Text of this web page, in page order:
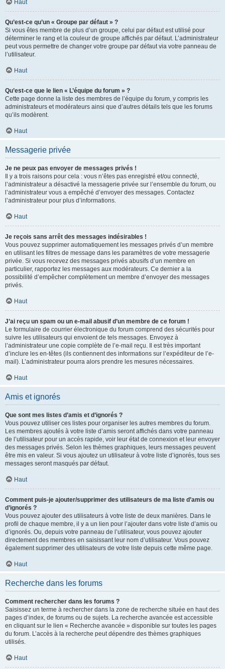
Haut
Qu’est-ce qu’un « Groupe par défaut » ?
Si vous êtes membre de plus d’un groupe, celui par défaut est utilisé pour
déterminer le rang et la couleur de groupe affichés par défaut. L’administrateur
peut vous permettre de changer votre groupe par défaut via votre panneau de
l’utilisateur.
Haut
Qu’est-ce que le lien « L’équipe du forum » ?
Cette page donne la liste des membres de l’équipe du forum, y compris les
administrateurs et modérateurs ainsi que d’autres détails tels que les forums
qu’ils modèrent.
Haut
Messagerie privée
Je ne peux pas envoyer de messages privés !
Il y a trois raisons pour cela : vous n’êtes pas enregistré et/ou connecté,
l’administrateur a désactivé la messagerie privée sur l’ensemble du forum, ou
l’administrateur vous a empêché d’envoyer des messages. Contactez
l’administrateur pour plus d’informations.
Haut
Je reçois sans arrêt des messages indésirables !
Vous pouvez supprimer automatiquement les messages privés d’un membre
en utilisant les filtres de message dans les paramètres de votre messagerie
privée. Si vous recevez des messages privés abusifs d’un membre en
particulier, rapportez les messages aux modérateurs. Ce dernier a la
possibilité d’empêcher complètement un membre d’envoyer des messages
privés.
Haut
J’ai reçu un spam ou un e-mail abusif d’un membre de ce forum !
Le formulaire de courrier électronique du forum comprend des sécurités pour
suivre les utilisateurs qui envoient de tels messages. Envoyez à
l’administrateur une copie complète de l’e-mail reçu. Il est très important
d’inclure les en-têtes (ils contiennent des informations sur l’expéditeur de l’e-
mail). L’administrateur pourra alors prendre les mesures nécessaires.
Haut
Amis et ignorés
Que sont mes listes d’amis et d’ignorés ?
Vous pouvez utiliser ces listes pour organiser les autres membres du forum.
Les membres ajoutés à votre liste d’amis seront affichés dans votre panneau
de l’utilisateur pour un accès rapide, voir leur état de connexion et leur envoyer
des messages privés. Selon les thèmes graphiques, leurs messages peuvent
être mis en valeur. Si vous ajoutez un utilisateur à votre liste d’ignorés, tous ses
messages seront masqués par défaut.
Haut
Comment puis-je ajouter/supprimer des utilisateurs de ma liste d’amis ou
d’ignorés ?
Vous pouvez ajouter des utilisateurs à votre liste de deux manières. Dans le
profil de chaque membre, il y a un lien pour l’ajouter dans votre liste d’amis ou
d’ignorés. Ou, depuis votre panneau de l’utilisateur, vous pouvez ajouter
directement des membres en saisissant leur nom d’utilisateur. Vous pouvez
également supprimer des utilisateurs de votre liste depuis cette même page.
Haut
Recherche dans les forums
Comment rechercher dans les forums ?
Saisissez un terme à rechercher dans la zone de recherche située en haut des
pages d’index, de forums ou de sujets. La recherche avancée est accessible
en cliquant sur le lien « Recherche avancée » disponible sur toutes les pages
du forum. L’accès à la recherche peut dépendre des thèmes graphiques
utilisés.
Haut